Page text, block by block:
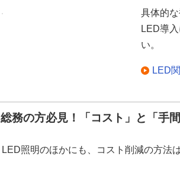
具体的
LED導
い。
LED
総務の方必見！「コスト」と「手
LED照明のほかにも、コスト削減の方法